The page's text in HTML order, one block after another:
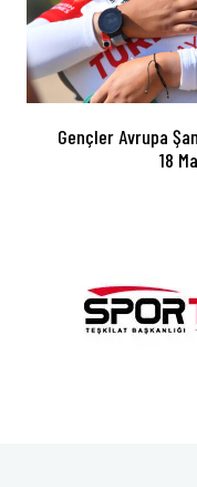
Gençler Avrupa
18